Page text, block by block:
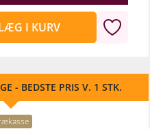
I KURV
- BEDSTE PRIS V. 1 STK.